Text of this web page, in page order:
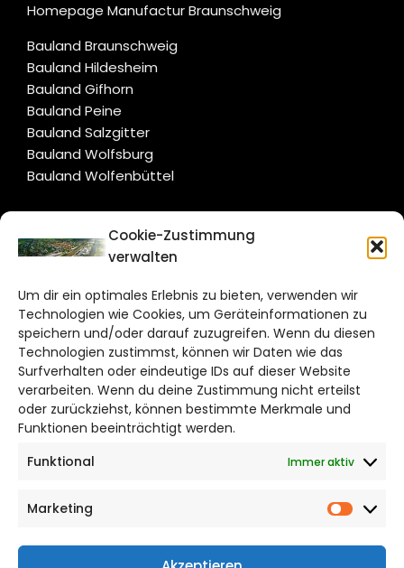
Cookie-Zustimmung
verwalten
Um dir ein optimales Erlebnis zu bieten, verwenden wir
Technologien wie Cookies, um Geräteinformationen zu
speichern und/oder darauf zuzugreifen. Wenn du diesen
Technologien zustimmst, können wir Daten wie das
Surfverhalten oder eindeutige IDs auf dieser Website
verarbeiten. Wenn du deine Zustimmung nicht erteilst
oder zurückziehst, können bestimmte Merkmale und
Funktionen beeinträchtigt werden.
Funktional
Immer aktiv
Marketing
Homepage Manufactur Braunschweig
Bauland Braunschweig
Bauland Hildesheim
Bauland Gifhorn
Bauland Peine
Bauland Salzgitter
Bauland Wolfsburg
Bauland Wolfenbüttel
CITYLIFE!
Bruchtorwall 12
38100 Braunschweig
Telefon: 0531 387220 – 65
DAS STADTMAGAZIN FÜR
WOLFSBURG
Impressum
Cookie Richtlinie
CITYLIFE! BEI FACEBOOK